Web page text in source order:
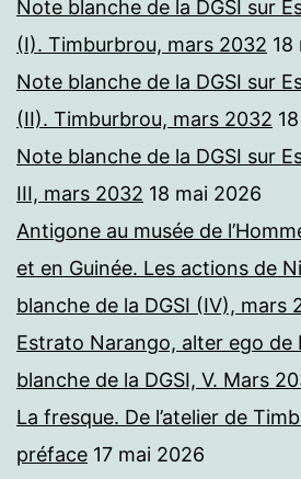
Note blanche de la DGSI sur
(I). Timburbrou, mars 2032 18
Note blanche de la DGSI sur
(II). Timburbrou, mars 2032
Note blanche de la DGSI sur
III, mars 2032 18 mai 2026
Antigone au musée de
et en Guinée. Les actions de
blanche de la DGSI (IV), mars
Estrato Narango, alter ego de
blanche de la DGSI, V. Mars
La fresque. De l’atelier de
préface 17 mai 2026